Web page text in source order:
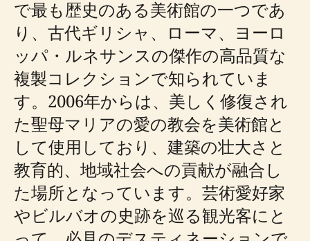
で最も歴史のある美術館の一つであ
り、古代ギリシャ、ローマ、ヨーロ
ッパ・ルネサンスの傑作の高品質な
複製​​コレクションで知られていま
す。2006年からは、美しく修復され
た聖母マリアの愛の教会を美術館と
して使用しており、建築の壮大さと
教育的、地域社会への貢献が融合し
た場所となっています。芸術愛好家
やビルバオの史跡を巡る観光客にと